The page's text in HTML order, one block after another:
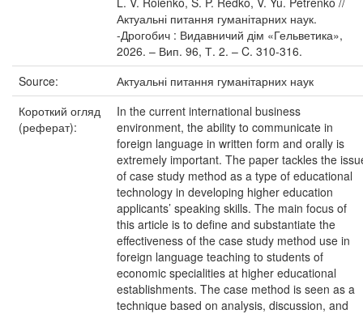
Актуальні питання гуманітарних наук.
-Дрогобич : Видавничий дім «Гельветика»,
2026. – Вип. 96, Т. 2. – C. 310-316.
Source:
Актуальні питання гуманітарних наук
Короткий огляд
(реферат):
In the current international business
environment, the ability to communicate in
foreign language in written form and orally is
extremely important. The paper tackles the
of case study method as a type of educational
technology in developing higher education
applicants’ speaking skills. The main focus of
this article is to define and substantiate the
effectiveness of the case study method use in
foreign language teaching to students of
economic specialities at higher educational
establishments. The case method is seen as a
technique based on analysis, discussion, and